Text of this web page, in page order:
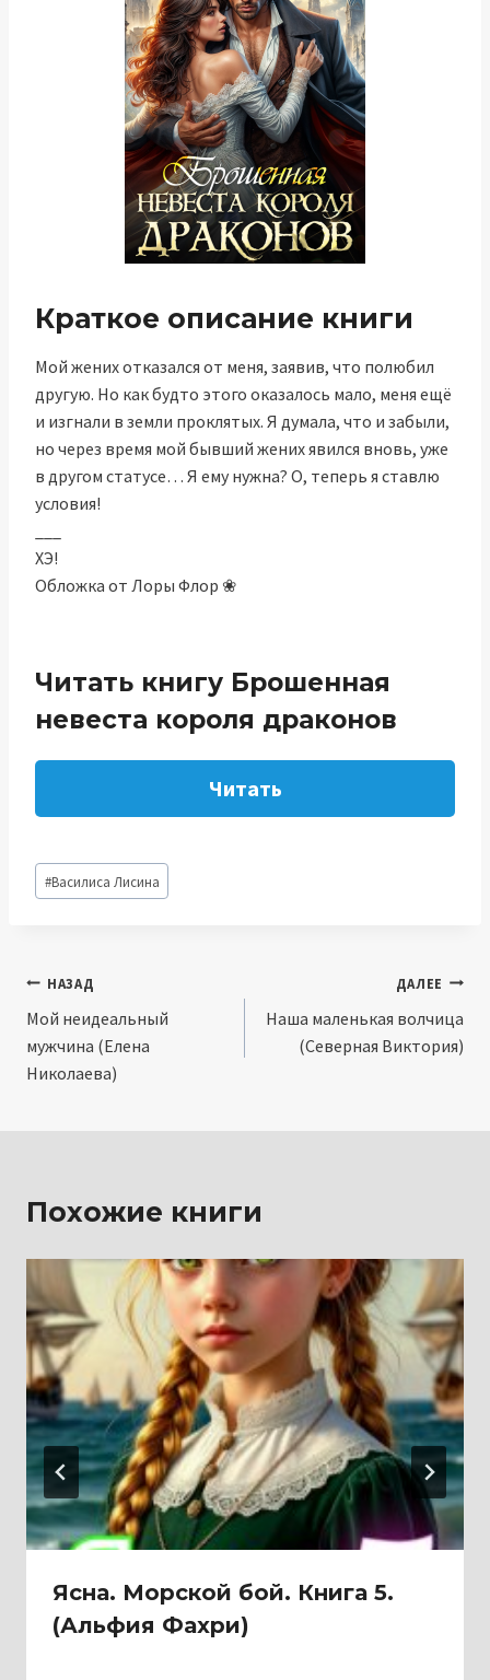
Краткое описание книги
Мой жених отказался от меня, заявив, что полюбил
другую. Но как будто этого оказалось мало, меня ещё
и изгнали в земли проклятых. Я думала, что и забыли,
но через время мой бывший жених явился вновь, уже
в другом статусе… Я ему нужна? О, теперь я ставлю
условия!
ХЭ!
Обложка от Лоры Флор ❀
Читать книгу Брошенная
невеста короля драконов
Читать
Метки
записи:
#Василиса Лисина
Навигация
по
записям
НАЗАД
Мой неидеальный
мужчина (Елена
Николаева)
ДАЛЕЕ
Наша маленькая волчица
(Северная Виктория)
Похожие книги
Ясна. Морской бой. Книга 5.
(Альфия Фахри)